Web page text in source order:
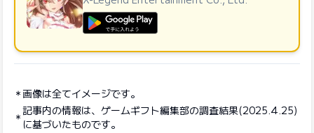
画像は全てイメージです。
記事内の情報は、ゲームギフト編集部の調査結果(2025.4.25)
に基づいたものです。